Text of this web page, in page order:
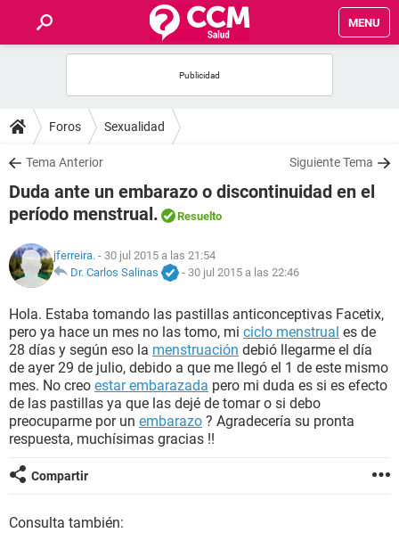
MENU
FOROS
SALUD
FAMILIA
NUTRICIÓN
SEXUALIDAD
GLOSARIO
Foros Sexualidad
Tema Anterior Siguiente Tema
Duda ante un embarazo o discontinuidad en el
período menstrual.
Resuelto
jferreira. - 30 jul 2015 a las 21:54
Dr. Carlos Salinas
- 30 jul 2015 a las 22:46
Hola. Estaba tomando las pastillas anticonceptivas Facetix,
pero ya hace un mes no las tomo, mi ciclo menstrual es de
28 días y según eso la menstruación debió llegarme el día
de ayer 29 de julio, debido a que me llegó el 1 de este mismo
mes. No creo estar embarazada pero mi duda es si es efecto
de las pastillas ya que las dejé de tomar o si debo
preocuparme por un embarazo ? Agradecería su pronta
respuesta, muchísimas gracias !!
Compartir
Consulta también: